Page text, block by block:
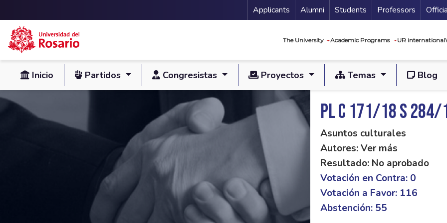
Skip to main content
Menu Secundario
Applicants Alumni Students Professors
The University Academic Programs UR international
Inicio Partidos Congresistas Proyectos Temas Blog
PL C 171/18 S 284/
Asuntos culturales
Autores: Ver más
Resultado: No aprobado
Votación en Contra: 0
Votación a Favor: 116
Abstención: 55